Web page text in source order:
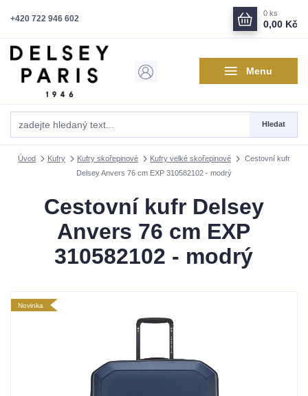
Menu
Hledat
+420 722 946 602
0 ks
0,00 Kč
Úvod Kufry Kufry skořepinové Kufry velké skořepinové
Cestovní kufr
Delsey Anvers 76 cm EXP 310582102 - modrý
Cestovní kufr Delsey
Anvers 76 cm EXP
310582102 - modrý
Novinka